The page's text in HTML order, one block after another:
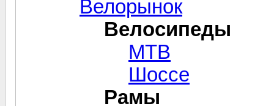
Велорынок
Велосипеды
MTB
Шоссе
Рамы